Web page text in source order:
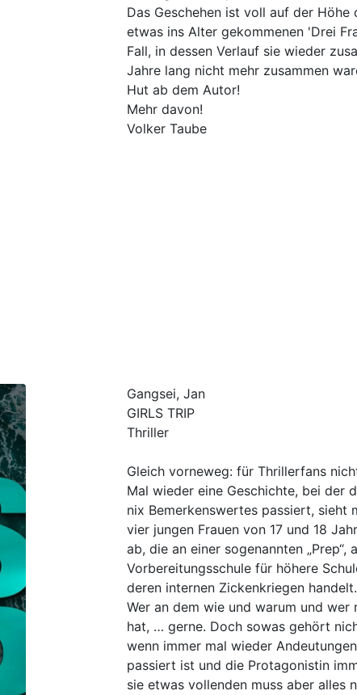
Das Geschehen ist voll auf der
etwas ins Alter gekommenen 'Drei
Fall, in dessen Verlauf sie wieder
Jahre lang nicht mehr zusammen
Hut ab dem Autor!
Mehr davon!
Volker Taube
Gangsei, Jan
GIRLS TRIP
Thriller
Gleich vorneweg: für Thrillerfans
Mal wieder eine Geschichte, bei der
nix Bemerkenswertes passiert, sieht
vier jungen Frauen von 17 und 18
ab, die an einer sogenannten „Prep“,
Vorbereitungsschule für höhere
deren internen Zickenkriegen handelt.
Wer an dem wie und warum und
hat, … gerne. Doch sowas gehört
wenn immer mal wieder
passiert ist und die Protagonistin
sie etwas vollenden muss aber alles